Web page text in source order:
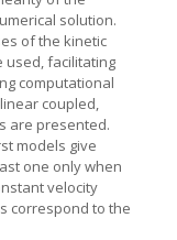
solution.
of the kinetic
used, facilitating
computational
coupled,
are presented.
models give
one only when
velocity
correspond to the